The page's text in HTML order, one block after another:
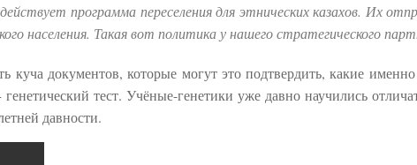
программа переселения для этнических казахов. Их
населения. Такая вот политика у нашего стратегического
куча документов, которые могут это подтвердить, какие
тест. Учёные-генетики уже давно научились
давности.